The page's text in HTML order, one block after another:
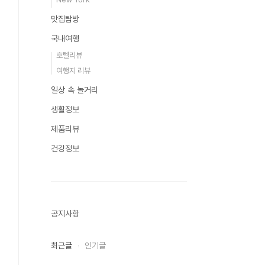
맛집탐방
국내여행
호텔리뷰
여행지 리뷰
일상 속 놀거리
생활정보
제품리뷰
건강정보
공지사항
최근글 인기글